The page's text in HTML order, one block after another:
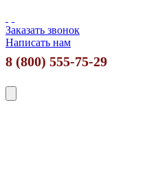
Заказать звонок
Написать нам
8 (800) 555-75-29